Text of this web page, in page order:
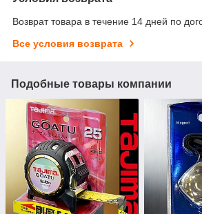
Возврат товара в течение 14 дней по
Все условия возврата
Подобные товары компании